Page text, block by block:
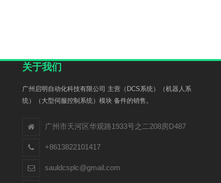
关于我们
广州启明自动化科技有限公司 主营（DCS系统）（机器人系
统）（大型伺服控制系统）模块 备件的销售。
广州市天河区华观路1933号之二208房D487
+8613822101417
sauldcsplc@gmail.com